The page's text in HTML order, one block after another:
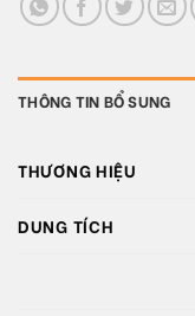
THÔNG TIN BỔ SUNG
THƯƠNG HIỆU
DUNG TÍCH